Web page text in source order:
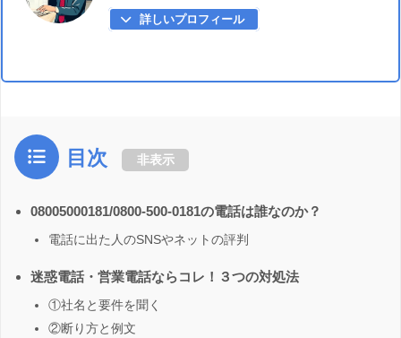
詳しいプロフィール
目次 非表示
08005000181/0800-500-0181の電話は誰なのか？
電話に出た人のSNSやネットの評判
迷惑電話・営業電話ならコレ！３つの対処法
①社名と要件を聞く
②断り方と例文